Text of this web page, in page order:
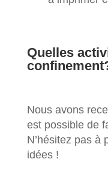
Quelles
Nous avons
est possible de
N’hésitez pas à
idées !